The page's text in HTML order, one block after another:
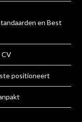
en Best
CV
positioneert